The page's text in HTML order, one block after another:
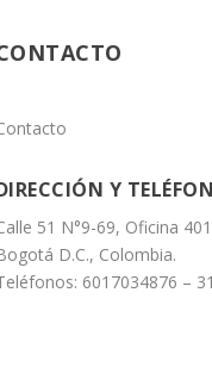
Y
51 N°9-69, Oficina 401
D.C., Colombia.
6017034876 –